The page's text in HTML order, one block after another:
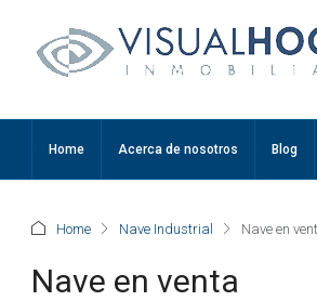
Home Acerca de nosotros Blog
Home Nave Industrial Nave en
Nave en venta